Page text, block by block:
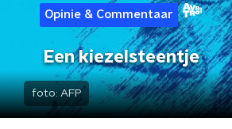
Opinie & Commentaar
Een kiezelsteentje
foto: AFP